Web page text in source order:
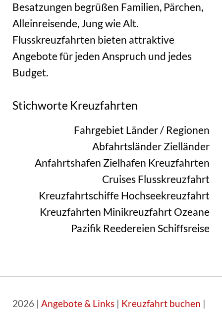
Besatzungen begrüßen Familien, Pärchen,
Alleinreisende, Jung wie Alt.
Flusskreuzfahrten bieten attraktive
Angebote für jeden Anspruch und jedes
Budget.
Stichworte Kreuzfahrten
Fahrgebiet Länder / Regionen
AbfahrtsländerZielländer
Anfahrtshafen Zielhafen Kreuzfahrten
CruisesFlusskreuzfahrt
KreuzfahrtschiffeHochseekreuzfahrt
Kreuzfahrten Minikreuzfahrt Ozeane
Pazifik ReedereienSchiffsreise
2026 | Angebote & Links| Kreuzfahrt buchen